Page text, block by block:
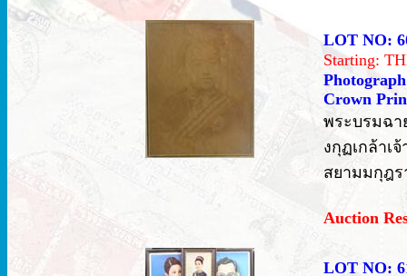
LOT NO:
Starting:
Crown
พระบรมฉ
งกุฏเกล้าเ
สยามมกุฎร
Auction
LOT NO: